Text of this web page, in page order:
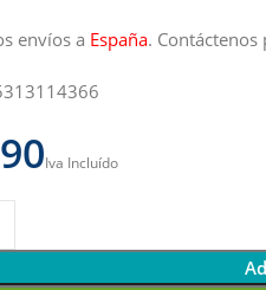
envíos a España.